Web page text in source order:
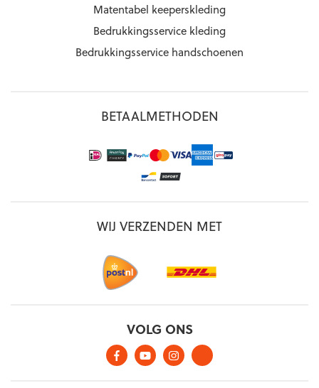
Matentabel keeperskleding
Bedrukkingsservice kleding
Bedrukkingsservice handschoenen
BETAALMETHODEN
WIJ VERZENDEN MET